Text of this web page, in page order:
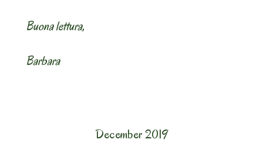
Buona lettura,
Barbara
December 2019